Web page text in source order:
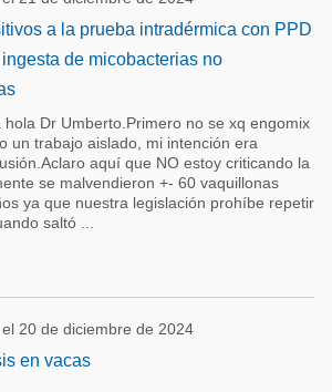
a la prueba intradérmica con PPD
de micobacterias no
Dr Umberto.Primero no se xq engomix
un trabajo aislado, mi intención era
aquí que NO estoy criticando la
se malvendieron +- 60 vaquillonas
ya que nuestra legislación prohíbe repetir
saltó ...
20 de diciembre de 2024
en vacas